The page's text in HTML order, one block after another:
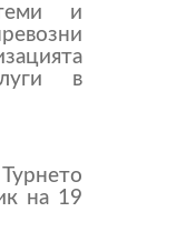
и
в
на 19